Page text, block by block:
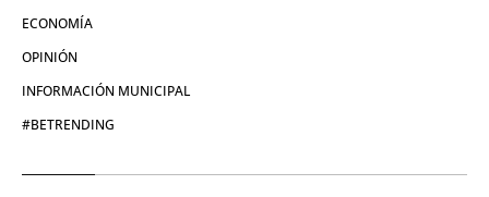
ECONOMÍA
OPINIÓN
INFORMACIÓN MUNICIPAL
#BETRENDING